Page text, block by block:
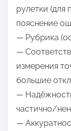
рулетки (для
пояснение
— Рубрика
—
измерения
большие
—
частично/
—